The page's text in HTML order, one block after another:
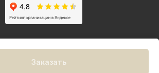
Заказать
Tilda